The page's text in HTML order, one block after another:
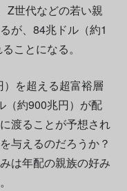
Z世代などの若い親
が、84兆ドル（約1
ことになる。
を超える超富裕層
（約900兆円）が配
渡ることが予想され
与えるのだろうか？
は年配の親族の好み